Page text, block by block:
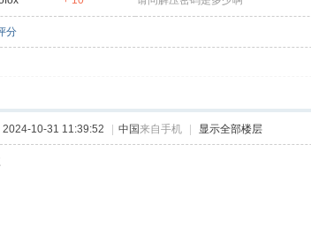
分
2024-10-31 11:39:52 中国来自手机 显示全部楼层